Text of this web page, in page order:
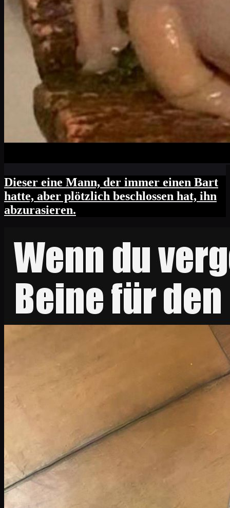
Dieser eine Mann, der immer einen Bart
hatte, aber plötzlich beschlossen hat, ihn
abzurasieren.